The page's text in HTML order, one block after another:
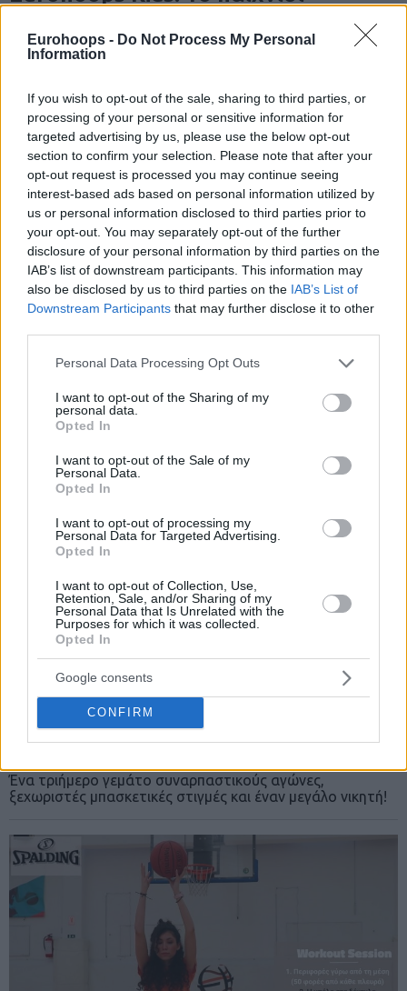
Eurohoops - Do Not Process My Personal
Information
If you wish to opt-out of the sale, sharing to third parties, or
processing of your personal or sensitive information for
targeted advertising by us, please use the below opt-out
section to confirm your selection. Please note that after your
opt-out request is processed you may continue seeing
interest-based ads based on personal information utilized by
us or personal information disclosed to third parties prior to
your opt-out. You may separately opt-out of the further
disclosure of your personal information by third parties on the
IAB’s list of downstream participants. This information may
also be disclosed by us to third parties on the IAB’s List of
Downstream Participants that may further disclose it to other
Please note that this website/app uses one or more Google
not limited to your visit or usage behaviour. You may click to
grant or deny consent to Google and its third-party tags to
use your data for below specified purposes in below Google
consent section.
Personal Data Processing Opt Outs
I want to opt-out of the Sharing of my
personal data.
Opted In
I want to opt-out of the Sale of my
Personal Data.
Opted In
I want to opt-out of processing my
Personal Data for Targeted Advertising.
Opted In
I want to opt-out of Collection, Use,
Retention, Sale, and/or Sharing of my
Personal Data that Is Unrelated with the
Purposes for which it was collected.
Opted In
Google consents
CONFIRM
επιστρέφει στο Eurohoops Dome!
Το Eurohoops Dome φιλοξενεί το Eurohoops Kids, ένα
μαγικό «ταξίδι» διασκεδαστικών δραστηριοτήτων και
Spalding: Εύκολες ασκήσεις για να
εξελίξεις την τεχνική σου (vid)
Η Spalding παρουσιάζει μια νέα ενότητα από βίντεο
ασκήσεων της σειράς «Workout series powered by
Eurohoops Dome 4on4 Basketball
Tournament: Μια μπασκετική
Ένα τριήμερο γεμάτο συναρπαστικούς αγώνες,
ξεχωριστές μπασκετικές στιγμές και έναν μεγάλο νικητή!